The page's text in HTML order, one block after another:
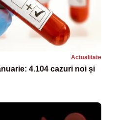
Actualitate
4.104 cazuri noi și